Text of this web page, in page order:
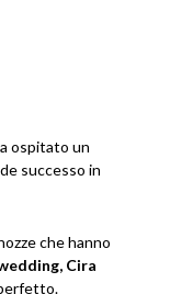
ospitato un
successo in
che hanno
Cira